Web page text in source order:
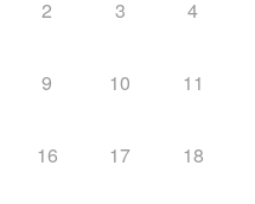
2 3 4
9 10 11
16 17 18